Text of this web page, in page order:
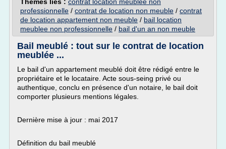
professionnelle / contrat de location non meuble / contrat
de location appartement non meuble / bail location
meublee non professionnelle / bail d'un an non meuble
Bail meublé : tout sur le contrat de location
meublée ...
Le bail d'un appartement meublé doit être rédigé entre le
propriétaire et le locataire. Acte sous-seing privé ou
authentique, conclu en présence d'un notaire, le bail doit
comporter plusieurs mentions légales.
Dernière mise à jour : mai 2017
Définition du bail meublé